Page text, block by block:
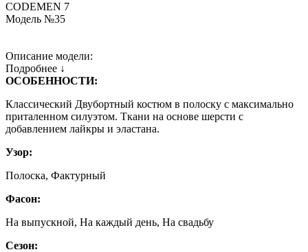
CODEMEN 7
Модель №35
Описание модели:
Подробнее ↓
ОСОБЕННОСТИ:
Классический Двубортный костюм в полоску с максимально
приталенном силуэтом. Ткани на основе шерсти с
добавлением лайкры и эластана.
Узор:
Полоска, Фактурный
Фасон:
На выпускной, На каждый день, На свадьбу
Сезон: